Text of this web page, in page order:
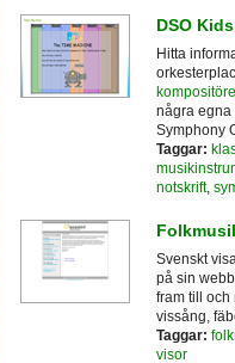
DSO Kids
Hitta
några egna
Symphony
Taggar:
notskrift,
Svenskt
på sin
fram till och
vissång,
Taggar:
visor